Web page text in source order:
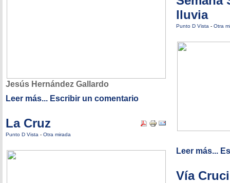
Jesús Hernández Gallardo
Leer más... Escribir un comentario
La Cruz
Punto D Vista - Otra mirada
lluvia
Punto D Vista - Otra
Leer más...
Vía